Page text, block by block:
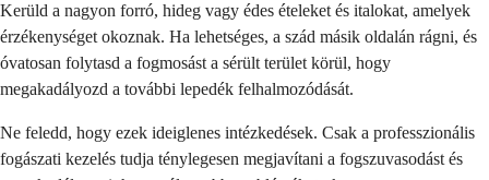
Kerüld a nagyon forró, hideg vagy édes ételeket és italokat, amelyek
érzékenységet okoznak. Ha lehetséges, a szád másik oldalán rágni, és
óvatosan folytasd a fogmosást a sérült terület körül, hogy
megakadályozd a további lepedék felhalmozódását.
Ne feledd, hogy ezek ideiglenes intézkedések. Csak a professzionális
fogászati kezelés tudja ténylegesen megjavítani a fogszuvasodást és